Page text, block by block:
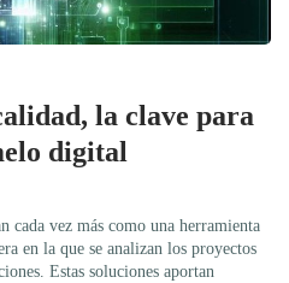
la clave para
digital
cada vez más como una herramienta
en la que se analizan los proyectos
Estas soluciones aportan